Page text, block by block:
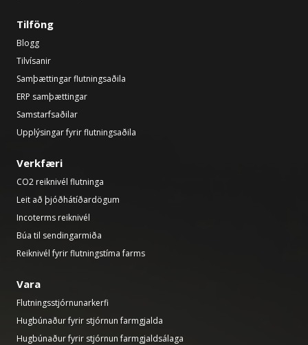
Tilföng
Blogg
Tilvísanir
Samþættingar flutningsaðila
ERP samþættingar
Samstarfsaðilar
Upplýsingar fyrir flutningsaðila
Verkfæri
CO2 reiknivél flutninga
Leit að þjóðhátíðardögum
Incoterms reiknivél
Búa til sendingarmiða
Reiknivél fyrir flutningstíma farms
Vara
Flutningsstjórnunarkerfi
Hugbúnaður fyrir stjórnun farmgjalda
Hugbúnaður fyrir stjórnun farmgjaldsálaga